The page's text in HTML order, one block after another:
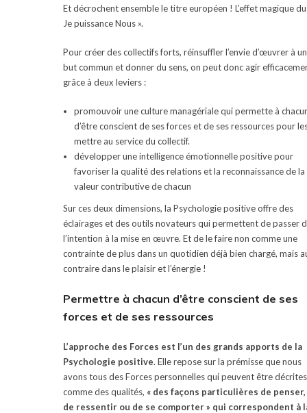
Et décrochent ensemble le titre européen ! L’effet magique du
Je puissance Nous ».
Pour créer des collectifs forts, réinsuffler l’envie d’œuvrer à un
but commun et donner du sens, on peut donc agir
grâce à deux leviers :
promouvoir une culture managériale qui permette à
d’être conscient de ses forces et de ses ressources pour
mettre au service du collectif.
développer une intelligence émotionnelle positive pour
favoriser la qualité des relations et la reconnaissance de la
valeur contributive de chacun
Sur ces deux dimensions, la Psychologie positive offre des
éclairages et des outils novateurs qui permettent de passer
l’intention à la mise en œuvre. Et de le faire non comme une
contrainte de plus dans un quotidien déjà bien chargé, mais
contraire dans le plaisir et l’énergie !
Permettre à chacun d’être conscient de ses
forces et de ses ressources
L’approche des Forces est l’un des grands apports de la
Psychologie positive. Elle repose sur la prémisse que nous
avons tous des Forces personnelles qui peuvent être décrites
comme des qualités, « des façons particulières de penser,
de ressentir ou de se comporter » qui correspondent à